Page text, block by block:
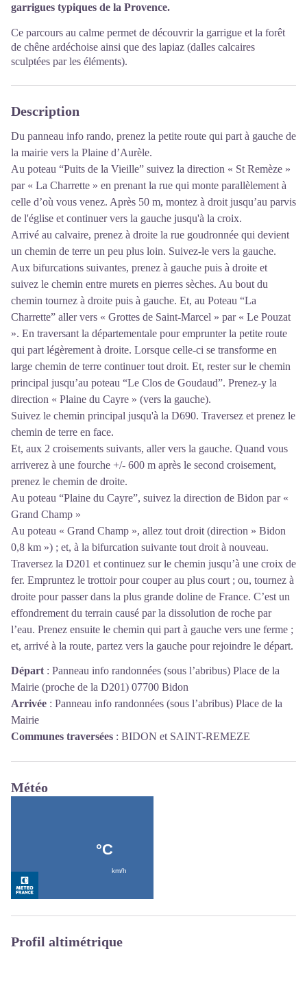
garrigues typiques de la Provence.
Ce parcours au calme permet de découvrir la garrigue et la forêt
de chêne ardéchoise ainsi que des lapiaz (dalles calcaires
sculptées par les éléments).
Description
Du panneau info rando, prenez la petite route qui part à gauche de
la mairie vers la Plaine d’Aurèle.
Au poteau “Puits de la Vieille” suivez la direction « St Remèze »
par « La Charrette » en prenant la rue qui monte parallèlement à
celle d’où vous venez. Après 50 m, montez à droit jusqu’au parvis
de l'église et continuer vers la gauche jusqu'à la croix.
Arrivé au calvaire, prenez à droite la rue goudronnée qui devient
un chemin de terre un peu plus loin. Suivez-le vers la gauche.
Aux bifurcations suivantes, prenez à gauche puis à droite et
suivez le chemin entre murets en pierres sèches. Au bout du
chemin tournez à droite puis à gauche. Et, au Poteau “La
Charrette” aller vers « Grottes de Saint-Marcel » par « Le Pouzat
». En traversant la départementale pour emprunter la petite route
qui part légèrement à droite. Lorsque celle-ci se transforme en
large chemin de terre continuer tout droit. Et, rester sur le chemin
principal jusqu’au poteau “Le Clos de Goudaud”. Prenez-y la
direction « Plaine du Cayre » (vers la gauche).
Suivez le chemin principal jusqu'à la D690. Traversez et prenez le
chemin de terre en face.
Et, aux 2 croisements suivants, aller vers la gauche. Quand vous
arriverez à une fourche +/- 600 m après le second croisement,
prenez le chemin de droite.
Au poteau “Plaine du Cayre”, suivez la direction de Bidon par «
Grand Champ »
Au poteau « Grand Champ », allez tout droit (direction » Bidon
0,8 km ») ; et, à la bifurcation suivante tout droit à nouveau.
Traversez la D201 et continuez sur le chemin jusqu’à une croix de
fer. Empruntez le trottoir pour couper au plus court ; ou, tournez à
droite pour passer dans la plus grande doline de France. C’est un
effondrement du terrain causé par la dissolution de roche par
l’eau. Prenez ensuite le chemin qui part à gauche vers une ferme ;
et, arrivé à la route, partez vers la gauche pour rejoindre le départ.
Départ : Panneau info randonnées (sous l’abribus) Place de la
Mairie (proche de la D201) 07700 Bidon
Arrivée : Panneau info randonnées (sous l’abribus) Place de la
Mairie
Communes traversées : BIDON et SAINT-REMEZE
Météo
Profil altimétrique